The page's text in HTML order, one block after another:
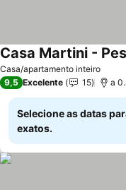
Casa/apartamento inteiro
Casa Martini -
9,5 Excelente 15 a
Selecione as datas
exatos.